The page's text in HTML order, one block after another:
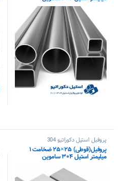
پروفیل استیل دکوراتیو 304
پروفیل(قوطی) ۲۵×۲۵ ضخامت ۱
میلیمتر استیل ۳۰۴ ساموین